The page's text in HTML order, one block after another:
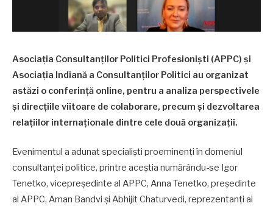
Asociația Consultanților Politici Profesioniști (APPC) și
Asociația Indiană a Consultanților Politici au organizat
astăzi o conferință online, pentru a analiza perspectivele
și direcțiile viitoare de colaborare, precum și dezvoltarea
relațiilor internaționale dintre cele două organizații.
Evenimentul a adunat specialiști proeminenți în domeniul
consultanței politice, printre aceștia numărându-se Igor
Tenetko, vicepreședinte al APPC, Anna Tenetko, președinte
al APPC, Aman Bandvi și Abhijit Chaturvedi, reprezentanți ai